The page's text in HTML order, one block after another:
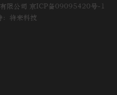
限公司 京ICP备09095420号-1
：将来科技